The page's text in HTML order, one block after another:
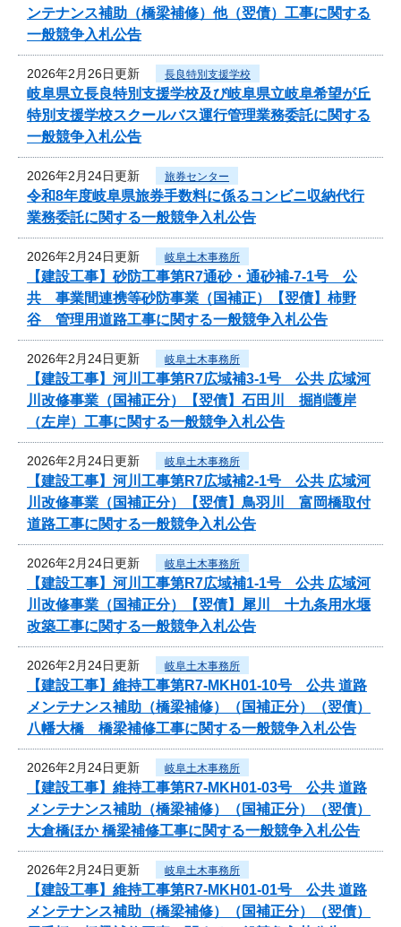
ンテナンス補助（橋梁補修）他（翌債）工事に関する
一般競争入札公告
2026年2月26日更新 長良特別支援学校
岐阜県立長良特別支援学校及び岐阜県立岐阜希望が丘
特別支援学校スクールバス運行管理業務委託に関する
一般競争入札公告
2026年2月24日更新 旅券センター
令和8年度岐阜県旅券手数料に係るコンビニ収納代行
業務委託に関する一般競争入札公告
2026年2月24日更新 岐阜土木事務所
【建設工事】砂防工事第R7通砂・通砂補-7-1号 公
共 事業間連携等砂防事業（国補正）【翌債】柿野
谷 管理用道路工事に関する一般競争入札公告
2026年2月24日更新 岐阜土木事務所
【建設工事】河川工事第R7広域補3-1号 公共 広域河
川改修事業（国補正分）【翌債】石田川 掘削護岸
（左岸）工事に関する一般競争入札公告
2026年2月24日更新 岐阜土木事務所
【建設工事】河川工事第R7広域補2-1号 公共 広域河
川改修事業（国補正分）【翌債】鳥羽川 富岡橋取付
道路工事に関する一般競争入札公告
2026年2月24日更新 岐阜土木事務所
【建設工事】河川工事第R7広域補1-1号 公共 広域河
川改修事業（国補正分）【翌債】犀川 十九条用水堰
改築工事に関する一般競争入札公告
2026年2月24日更新 岐阜土木事務所
【建設工事】維持工事第R7-MKH01-10号 公共 道路
メンテナンス補助（橋梁補修）（国補正分）（翌債）
八幡大橋 橋梁補修工事に関する一般競争入札公告
2026年2月24日更新 岐阜土木事務所
【建設工事】維持工事第R7-MKH01-03号 公共 道路
メンテナンス補助（橋梁補修）（国補正分）（翌債）
大倉橋ほか 橋梁補修工事に関する一般競争入札公告
2026年2月24日更新 岐阜土木事務所
【建設工事】維持工事第R7-MKH01-01号 公共 道路
メンテナンス補助（橋梁補修）（国補正分）（翌債）